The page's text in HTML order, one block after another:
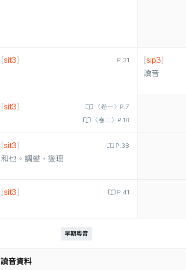
P.31
[sit3] [sip3]
讀音
〈卷一〉P.7
〈卷二〉P.18
[sit3]
P.38
[sit3]
和也。調燮，燮理
P.41
[sit3]
早期粵音
讀音資料